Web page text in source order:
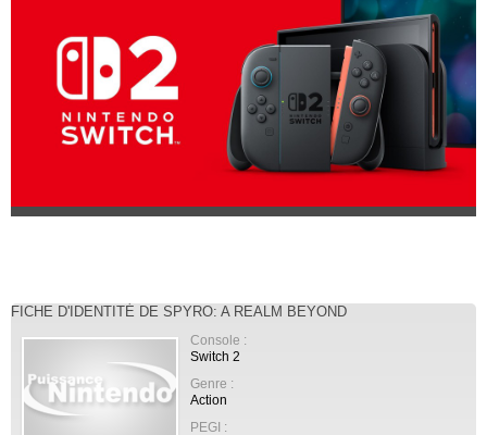
FICHE D'IDENTITÉ DE SPYRO: A REALM BEYOND
Console :
Switch 2
Genre :
Action
PEGI :